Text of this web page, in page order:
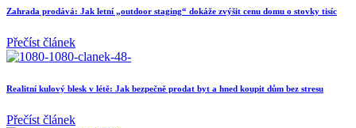
Zahrada prodává: Jak letní „outdoor staging“ dokáže zvýšit cenu domu o stovky tisíc
Přečíst článek
Realitní kulový blesk v létě: Jak bezpečně prodat byt a hned koupit dům bez stresu
Přečíst článek